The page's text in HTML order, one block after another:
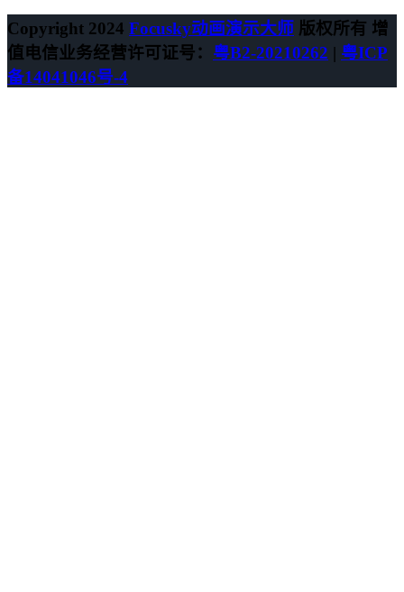
Copyright 2024 Focusky动画演示大师 版权所有 增
值电信业务经营许可证号： 粤B2-20210262 | 粤ICP
备14041046号-4